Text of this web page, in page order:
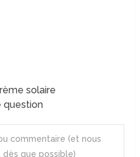
solaire
question